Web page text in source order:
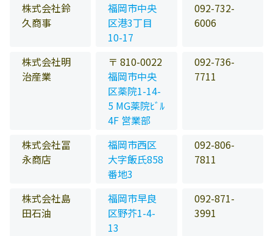
株式会社鈴
久商事
福岡市中央
区港3丁目
10-17
092-732-
6006
株式会社明
治産業
〒 810-0022
福岡市中央
区薬院1-14-
5 MG薬院ﾋﾞﾙ
4F 営業部
092-736-
7711
株式会社冨
永商店
福岡市西区
大字飯氏858
番地3
092-806-
7811
株式会社島
田石油
福岡市早良
区野芥1-4-
13
092-871-
3991